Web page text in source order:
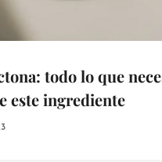
todo lo que
este ingrediente